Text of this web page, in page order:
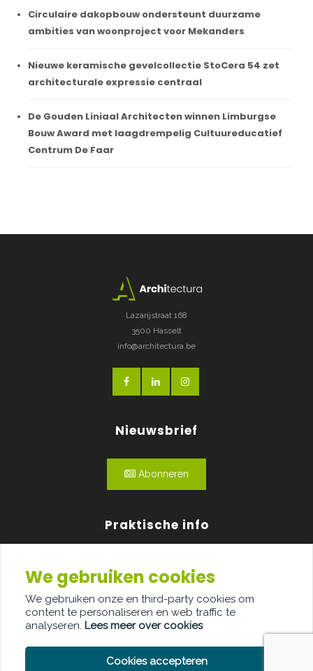
Circulaire dakopbouw ondersteunt duurzame
ambities van woonproject voor Mekanders
Nieuwe keramische gevelcollectie StoCera 54 zet
architecturale expressie centraal
De Gouden Liniaal Architecten winnen Limburgse
Bouw Award met laagdrempelig Cultuureducatief
Centrum De Faar
Lazarijstraat 168
3500 Hasselt
info@architectura.be
Nieuwsbrief
Abonneren
Praktische info
Over ons
Adverteren
Contact
We gebruiken cookies
We gebruiken onze en third-party cookies om
content te personaliseren en web traffic te
analyseren. Lees meer over cookies
Cookies accepteren